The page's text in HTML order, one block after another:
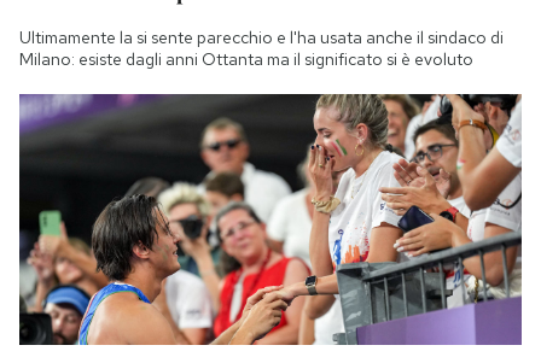
Ultimamente la si sente parecchio e l'ha usata anche il sindaco di
Milano: esiste dagli anni Ottanta ma il significato si è evoluto